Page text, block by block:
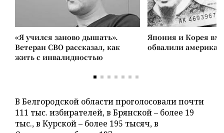
«Я учился заново дышать».
Ветеран СВО рассказал, как
жить с инвалидностью
Япония и Корея
обвалили
В Белгородской области проголосовали почти
111 тыс. избирателей, в Брянской – более 19
тыс., в Курской – более 195 тысяч, в